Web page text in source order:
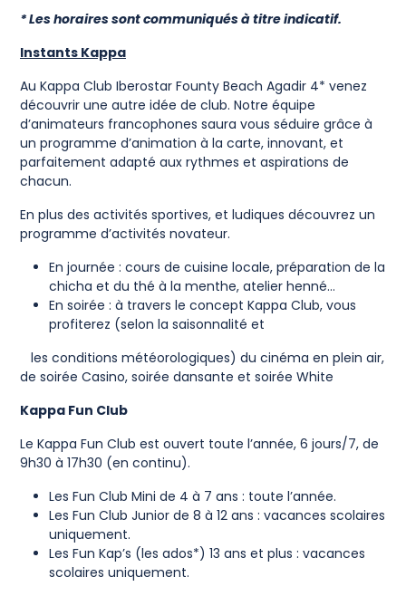
* Les horaires sont communiqués à titre indicatif.
Instants Kappa
Au Kappa Club Iberostar Founty Beach Agadir 4* venez
découvrir une autre idée de club. Notre équipe
d’animateurs francophones saura vous séduire grâce à
un programme d’animation à la carte, innovant, et
parfaitement adapté aux rythmes et aspirations de
chacun.
En plus des activités sportives, et ludiques découvrez un
programme d’activités novateur.
En journée : cours de cuisine locale, préparation de la
chicha et du thé à la menthe, atelier henné…
En soirée : à travers le concept Kappa Club, vous
profiterez (selon la saisonnalité et
les conditions météorologiques) du cinéma en plein air,
de soirée Casino, soirée dansante et soirée White
Kappa Fun Club
Le Kappa Fun Club est ouvert toute l’année, 6 jours/7, de
9h30 à 17h30 (en continu).
Les Fun Club Mini de 4 à 7 ans : toute l’année.
Les Fun Club Junior de 8 à 12 ans : vacances scolaires
uniquement.
Les Fun Kap’s (les ados*) 13 ans et plus : vacances
scolaires uniquement.